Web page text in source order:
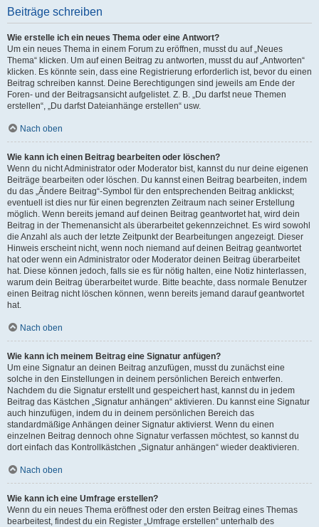
Beiträge schreiben
Wie erstelle ich ein neues Thema oder eine Antwort?
Um ein neues Thema in einem Forum zu eröffnen, musst du auf „Neues
Thema“ klicken. Um auf einen Beitrag zu antworten, musst du auf „Antworten“
klicken. Es könnte sein, dass eine Registrierung erforderlich ist, bevor du einen
Beitrag schreiben kannst. Deine Berechtigungen sind jeweils am Ende der
Foren- und der Beitragsansicht aufgelistet. Z. B. „Du darfst neue Themen
erstellen“, „Du darfst Dateianhänge erstellen“ usw.
Nach oben
Wie kann ich einen Beitrag bearbeiten oder löschen?
Wenn du nicht Administrator oder Moderator bist, kannst du nur deine eigenen
Beiträge bearbeiten oder löschen. Du kannst einen Beitrag bearbeiten, indem
du das „Ändere Beitrag“-Symbol für den entsprechenden Beitrag anklickst;
eventuell ist dies nur für einen begrenzten Zeitraum nach seiner Erstellung
möglich. Wenn bereits jemand auf deinen Beitrag geantwortet hat, wird dein
Beitrag in der Themenansicht als überarbeitet gekennzeichnet. Es wird sowohl
die Anzahl als auch der letzte Zeitpunkt der Bearbeitungen angezeigt. Dieser
Hinweis erscheint nicht, wenn noch niemand auf deinen Beitrag geantwortet
hat oder wenn ein Administrator oder Moderator deinen Beitrag überarbeitet
hat. Diese können jedoch, falls sie es für nötig halten, eine Notiz hinterlassen,
warum dein Beitrag überarbeitet wurde. Bitte beachte, dass normale Benutzer
einen Beitrag nicht löschen können, wenn bereits jemand darauf geantwortet
hat.
Nach oben
Wie kann ich meinem Beitrag eine Signatur anfügen?
Um eine Signatur an deinen Beitrag anzufügen, musst du zunächst eine
solche in den Einstellungen in deinem persönlichen Bereich entwerfen.
Nachdem du die Signatur erstellt und gespeichert hast, kannst du in jedem
Beitrag das Kästchen „Signatur anhängen“ aktivieren. Du kannst eine Signatur
auch hinzufügen, indem du in deinem persönlichen Bereich das
standardmäßige Anhängen deiner Signatur aktivierst. Wenn du einen
einzelnen Beitrag dennoch ohne Signatur verfassen möchtest, so kannst du
dort einfach das Kontrollkästchen „Signatur anhängen“ wieder deaktivieren.
Nach oben
Wie kann ich eine Umfrage erstellen?
Wenn du ein neues Thema eröffnest oder den ersten Beitrag eines Themas
bearbeitest, findest du ein Register „Umfrage erstellen“ unterhalb des